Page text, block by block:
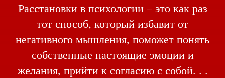
Расстановки в психологии – это как раз
тот способ, который избавит от
негативного мышления, поможет понять
собственные настоящие эмоции и
желания, прийти к согласию с собой. . .